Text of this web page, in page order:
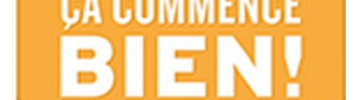
ÇA COMMENCE BIEN